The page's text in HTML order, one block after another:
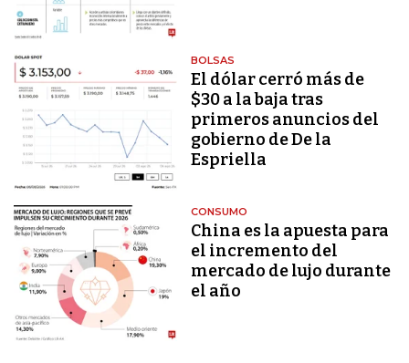
BOLSAS
El dólar cerró más de
$30 a la baja tras
primeros anuncios del
gobierno de De la
Espriella
CONSUMO
China es la apuesta para
el incremento del
mercado de lujo durante
el año